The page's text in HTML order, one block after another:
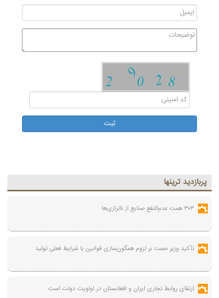
پربازديد ترينها
۳۰۳ همت عدم‌النفع صنایع از ناترازی‌ها
تأکید وزیر صمت بر لزوم همگون‌سازی قوانین با شرایط فعلی تولید
ارتقای روابط تجاری ایران و افغانستان در اولویت دولت است